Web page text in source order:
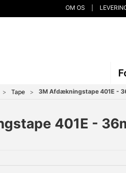
OM OS
Tape 3M Afdækningstape 401E -
401E -